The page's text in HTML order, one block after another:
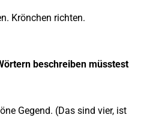
Krönchen richten.
beschreiben müsstest
Gegend. (Das sind vier, ist